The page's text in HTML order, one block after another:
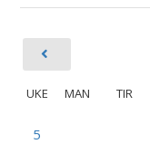
UKE MAN TIR
5